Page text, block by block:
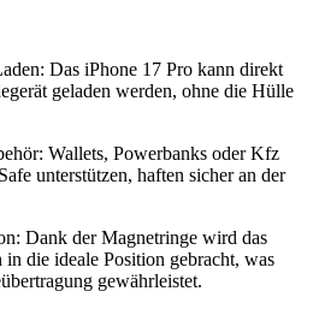
Das iPhone 17 Pro kann direkt
geladen werden, ohne die Hülle
Wallets, Powerbanks oder Kfz
unterstützen, haften sicher an der
Dank der Magnetringe wird das
in die ideale Position gebracht, was
gewährleistet.